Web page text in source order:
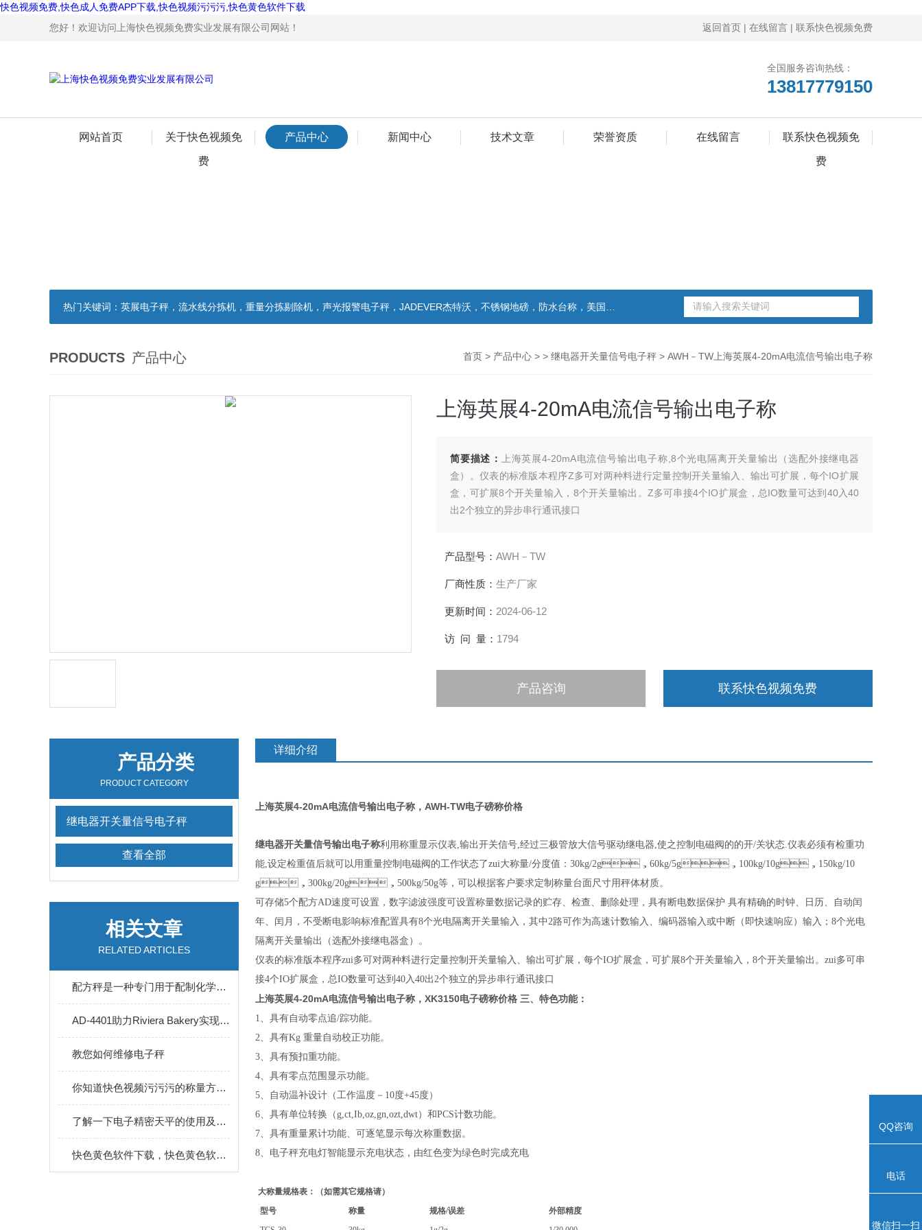
快色视频免费,快色成人免费APP下载,快色视频污污污,快色黄色软件下载
您好！欢迎访问上海快色视频免费实业发展有限公司网站！
返回首页 | 在线留言 | 联系快色视频免费
全国服务咨询热线：
13817779150
网站首页 关于快色视频免
费
产品中心 新闻中心 技术文章 荣誉资质 在线留言 联系快色视频免
费
热门关键词： 英展电子秤，流水线分拣机，重量分拣剔除机，声光报警电子秤，JADEVER杰特沃，不锈钢地磅，防水台称，美国双杰天平，报警电子称
PRODUCTS 产品中心 首页 > 产品中心 > > 继电器开关量信号电子秤 > AWH－TW上海英展4-20mA电流信号输出电子称
上海英展4-20mA电流信号输出电子称
简要描述：
上海英展4-20mA电流信号输出电子称,8个光电隔离开关量输出（选配外接继电器
盒）。仪表的标准版本程序Z多可对两种料进行定量控制开关量输入、输出可扩展，每个IO扩展
盒，可扩展8个开关量输入，8个开关量输出。Z多可串接4个IO扩展盒，总IO数量可达到40入40
出2个独立的异步串行通讯接口
产品型号： AWH－TW
厂商性质： 生产厂家
更新时间： 2024-06-12
访 问 量： 1794
产品咨询 联系快色视频免费
产品分类
PRODUCT CATEGORY
继电器开关量信号电子秤
查看全部
相关文章
RELATED ARTICLES
配方秤是一种专门用于配制化学试剂或药品的仪器
AD-4401助力Riviera Bakery实现*控制
教您如何维修电子秤
你知道快色视频污污污的称量方法有哪些么
了解一下电子精密天平的使用及维护方法
快色黄色软件下载，快色黄色软件下载价格---开不了机有几种情况
详细介绍
上海英展4-20mA电流信号输出电子称 ，AWH-TW电子磅称价格
继电器开关量信号输出电子称利用称重显示仪表,输出开关信号,经过三极管放大信号驱动继电器,使之控制电磁阀的的开/关状态.仪表必须有检重功
能,设定检重值后就可以用重量控制电磁阀的工作状态了zui大称量/分度值： 30kg/2g， 60kg/5g， 100kg/10g， 150kg/10
g， 300kg/20g， 500kg/50g等，可以根据客户要求定制称量台面尺寸用秤体材质。
可存储5个配方AD速度可设置，数字滤波强度可设置称量数据记录的贮存、检查、删除处理，具有断电数据保护 具有精确的时钟、日历、自动闰
年、闰月，不受断电影响标准配置具有8个光电隔离开关量输入，其中2路可作为高速计数输入、编码器输入或中断（即快速响应）输入； 8个光电
隔离开关量输出（选配外接继电器盒）。
仪表的标准版本程序zui多可对两种料进行定量控制开关量输入、输出可扩展，每个IO扩展盒，可扩展8个开关量输入， 8个开关量输出。zui多可串
接4个IO扩展盒，总IO数量可达到 40入40出2个独立的异步串行通讯接口
上海英展4-20mA电流信号输出电子称 ，XK3150电子磅称价格 三、特色功能：
1、具有自动零点追/踪功能。
2、具有Kg 重量自动校正功能。
3、具有预扣重功能。
4、具有零点范围显示功能。
5、自动温补设计（工作温度－ 10度+45度）
6、具有单位转换（g,ct,Ib,oz,gn,ozt,dwt）和PCS计数功能。
7、具有重量累计功能、可逐笔显示每次称重数据。
8、电子秤充电灯智能显示充电状态，由红色变为绿色时完成充电
大称量规格表：（如需其它规格请）
型号
称量 规格/误差
外部精度
QQ咨询
电话
微信扫一扫